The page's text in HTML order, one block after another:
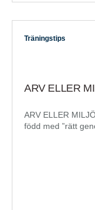
Träningstips
ARV ELLER
ARV ELLER
född med ”rätt